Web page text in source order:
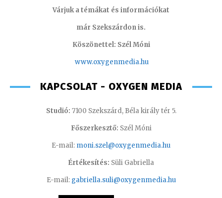
Várjuk a témákat és információkat
már Szekszárdon is.
Köszönettel: Szél Móni
www.oxygenmedia.hu
KAPCSOLAT - OXYGEN MEDIA
Studió: 7100 Szekszárd, Béla király tér 5.
Főszerkesztő: Szél Móni
E-mail: moni.szel@oxygenmedia.hu
Értékesítés: Süli Gabriella
E-mail: gabriella.suli@oxygenmedia.hu